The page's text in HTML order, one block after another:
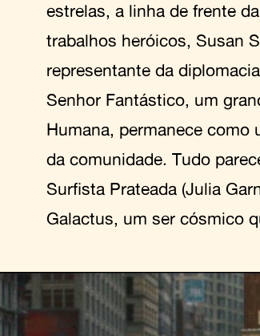
estrelas, a linha de frente
trabalhos heróicos, Susan
representante da
Senhor Fantástico, um
Humana, permanece como
da comunidade. Tudo
Surfista Prateada (Julia
Galactus, um ser cósmico